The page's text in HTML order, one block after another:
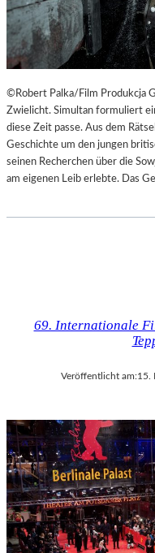
©Robert Palka/Film Produkcja
Zwielicht. Simultan formuliert
diese Zeit passe. Aus dem
Geschichte um den jungen
seinen Recherchen über die
am eigenen Leib erlebte. Das
69. Internationale
Veröffentlicht am:15.